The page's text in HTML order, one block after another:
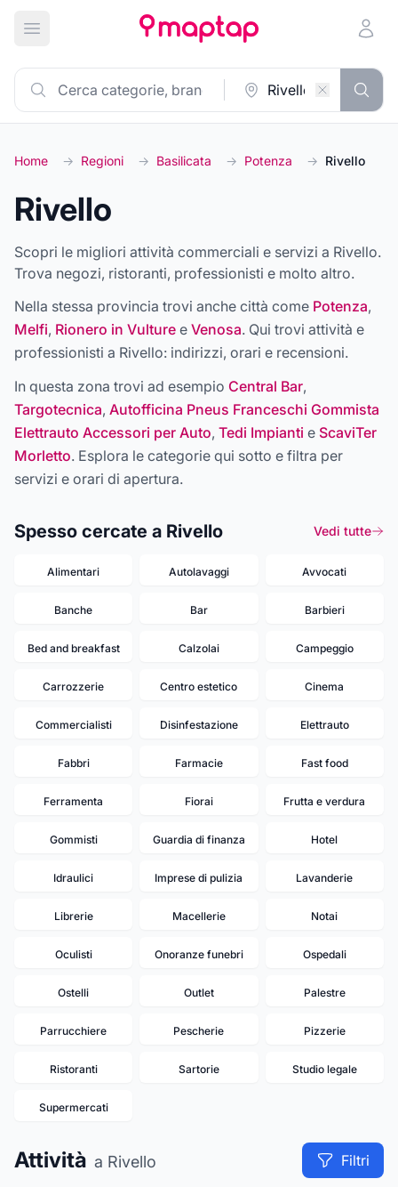
Apri menu principale
Home → Regioni → Basilicata → Potenza → Rivello
Rivello
Scopri le migliori attività commerciali e servizi a Rivello.
Trova negozi, ristoranti, professionisti e molto altro.
Nella stessa provincia trovi anche città come Potenza,
Melfi, Rionero in Vulture e Venosa. Qui trovi attività e
professionisti a Rivello: indirizzi, orari e recensioni.
In questa zona trovi ad esempio Central Bar,
Targotecnica, Autofficina Pneus Franceschi Gommista
Elettrauto Accessori per Auto, Tedi Impianti e ScaviTer
Morletto. Esplora le categorie qui sotto e filtra per
servizi e orari di apertura.
Spesso cercate a Rivello Vedi tutte
Alimentari Autolavaggi Avvocati
Banche Bar Barbieri
Bed and breakfast Calzolai Campeggio
Carrozzerie Centro estetico Cinema
Commercialisti Disinfestazione Elettrauto
Fabbri Farmacie Fast food
Ferramenta Fiorai Frutta e verdura
Gommisti Guardia di finanza Hotel
Idraulici Imprese di pulizia Lavanderie
Librerie Macellerie Notai
Oculisti Onoranze funebri Ospedali
Ostelli Outlet Palestre
Parrucchiere Pescherie Pizzerie
Ristoranti Sartorie Studio legale
Supermercati
Attività a Rivello Filtri